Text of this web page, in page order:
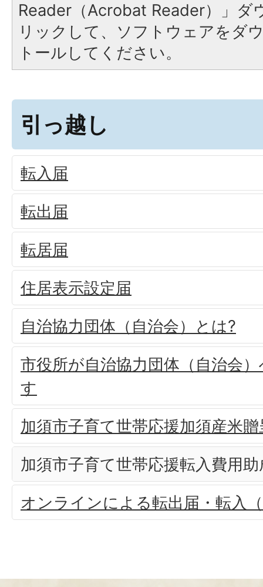
Reader（Acrobat Reader）」ダ
リックして、ソフトウェアをダ
トールしてください。
引っ越し
転入届
転出届
転居届
住居表示設定届
自治協力団体（自治会）とは?
市役所が自治協力団体（自治会
す
加須市子育て世帯応援加須産米贈
加須市子育て世帯応援転入費用助
オンラインによる転出届・転入